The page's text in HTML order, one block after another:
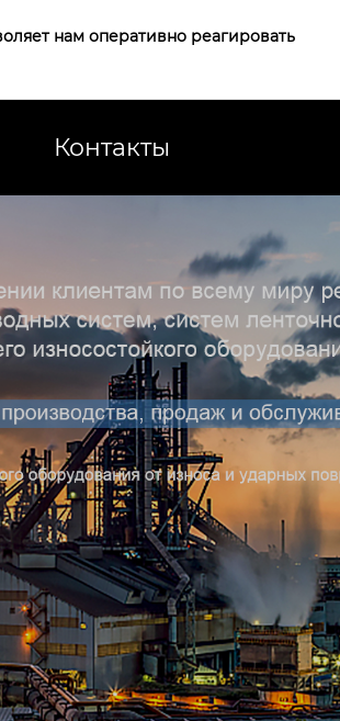
нам оперативно реагировать
Контакты